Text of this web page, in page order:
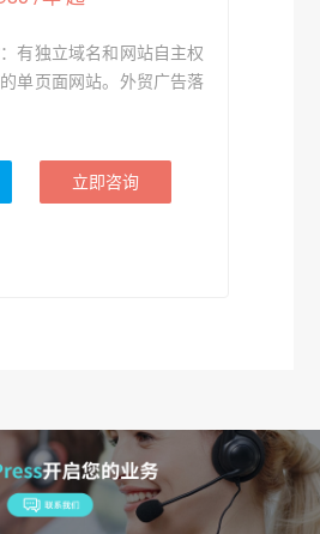
有独立域名和网站自主权
单页面网站。外贸广告落
立即咨询